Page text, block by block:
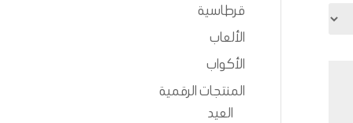
قرطاسية
الألعاب
الأكواب
المنتجات الرقمية
العيد